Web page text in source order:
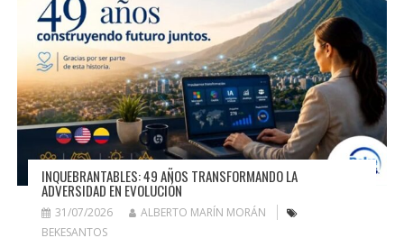
INQUEBRANTABLES: 49 AÑOS TRANSFORMANDO LA
ADVERSIDAD EN EVOLUCIÓN
31/07/2026
ALBERTO MARÍN MORÁN
BEKESANTOS